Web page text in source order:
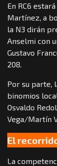
En RC6
Martínez, a
la N3 dirán
Anselmi con
Gustavo
208.
Por su parte,
binomios
Osvaldo
Vega/Martín
El
La